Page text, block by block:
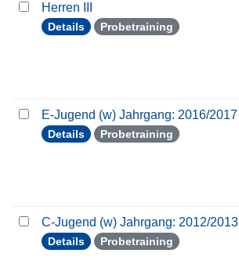
Herren III
Details Probetraining
E-Jugend (w) Jahrgang: 2016/2017
Details Probetraining
C-Jugend (w) Jahrgang: 2012/2013
Details Probetraining